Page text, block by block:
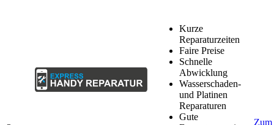
Kurze
Reparaturzeiten
Faire Preise
Schnelle
Abwicklung
Wasserschaden-
und Platinen
Reparaturen
Gute
Zum